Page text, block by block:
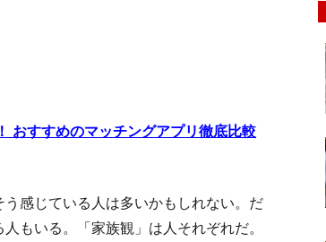
おすすめのマッチングアプリ徹底比較
感じている人は多いかもしれない。だ
もいる。「家族観」は人それぞれだ。